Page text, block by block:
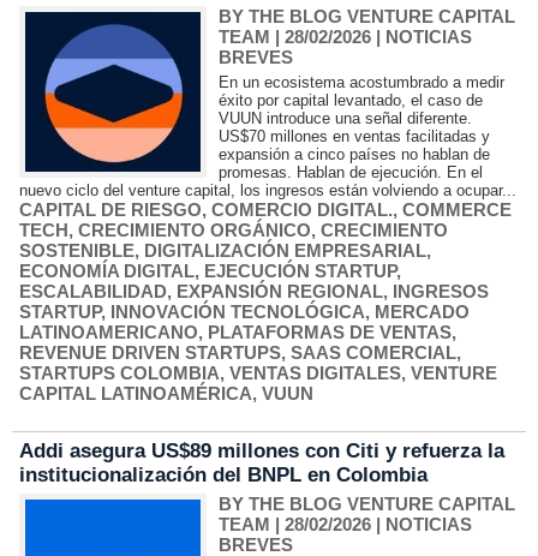
BY THE BLOG VENTURE CAPITAL
TEAM | 28/02/2026 | NOTICIAS
BREVES
En un ecosistema acostumbrado a medir
éxito por capital levantado, el caso de
VUUN introduce una señal diferente.
US$70 millones en ventas facilitadas y
expansión a cinco países no hablan de
promesas. Hablan de ejecución. En el
nuevo ciclo del venture capital, los ingresos están volviendo a ocupar...
CAPITAL DE RIESGO, COMERCIO DIGITAL., COMMERCE
TECH, CRECIMIENTO ORGÁNICO, CRECIMIENTO
SOSTENIBLE, DIGITALIZACIÓN EMPRESARIAL,
ECONOMÍA DIGITAL, EJECUCIÓN STARTUP,
ESCALABILIDAD, EXPANSIÓN REGIONAL, INGRESOS
STARTUP, INNOVACIÓN TECNOLÓGICA, MERCADO
LATINOAMERICANO, PLATAFORMAS DE VENTAS,
REVENUE DRIVEN STARTUPS, SAAS COMERCIAL,
STARTUPS COLOMBIA, VENTAS DIGITALES, VENTURE
CAPITAL LATINOAMÉRICA, VUUN
Addi asegura US$89 millones con Citi y refuerza la
institucionalización del BNPL en Colombia
BY THE BLOG VENTURE CAPITAL
TEAM | 28/02/2026 | NOTICIAS
BREVES